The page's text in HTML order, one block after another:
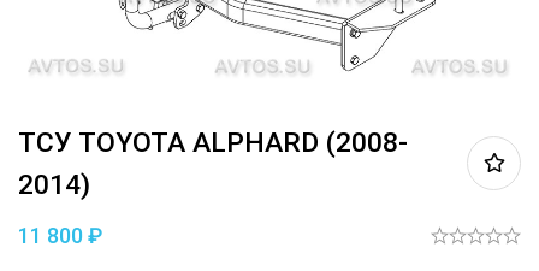
ТСУ TOYOTA ALPHARD (2008-
2014)
11 800₽